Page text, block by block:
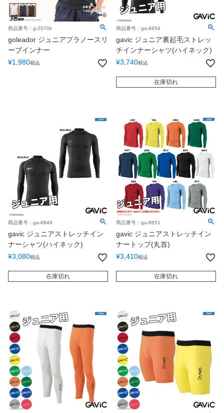
商品番号：g-2070k
goleador ジュニアプラノースリ
ーブインナー
¥1,980税込
商品番号：ga-8854
gavic ジュニア裏起毛ストレッ
チインナーシャツ(ハイネック)
¥3,740税込
在庫切れ
商品番号：ga-8849
gavic ジュニアストレッチイン
ナーシャツ(ハイネック)
¥3,080税込
在庫切れ
商品番号：ga-8851
gavic ジュニアストレッチイン
ナートップ(丸首)
¥3,410税込
在庫切れ